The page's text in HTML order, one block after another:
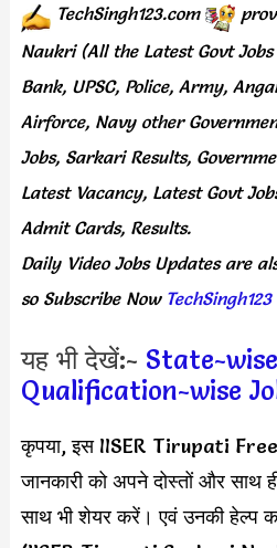
TechSingh123.com
Naukri (All the Latest Govt Jobs
Bank, UPSC, Police, Army,
Airforce, Navy other
Jobs, Sarkari Results,
Latest Vacancy, Latest Govt
Admit Cards, Results.
Daily Video Jobs Updates are
so Subscribe Now
यह भी देखें:- State-
Qualification-wise
कृपया, इस IISER Tirupati
जानकारी को अपने दोस्तों और साथ
साथ भी शेयर करें। एवं उनकी हेल्प